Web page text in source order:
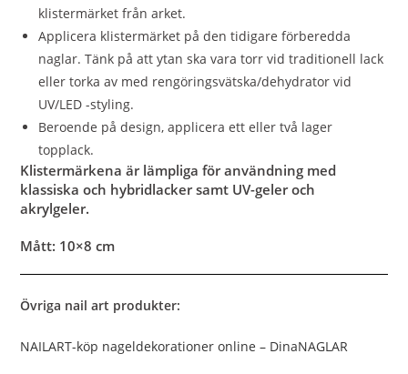
klistermärket från arket.
Applicera klistermärket på den tidigare förberedda
naglar. Tänk på att ytan ska vara torr vid traditionell lack
eller torka av med rengöringsvätska/dehydrator vid
UV/LED -styling.
Beroende på design, applicera ett eller två lager
topplack.
Klistermärkena är lämpliga för användning med
klassiska och hybridlacker samt UV-geler och
akrylgeler.
Mått: 10×8 cm
Övriga nail art produkter:
NAILART-köp nageldekorationer online – DinaNAGLAR